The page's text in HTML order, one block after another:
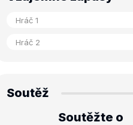
Soutěž
Soutěžte o